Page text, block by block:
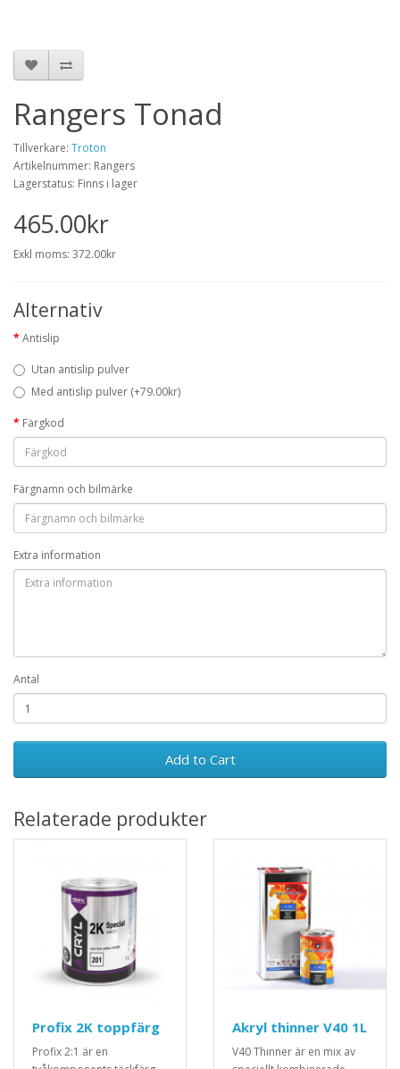
Rangers Tonad
Tillverkare: Troton
Artikelnummer: Rangers
Lagerstatus: Finns i lager
465.00kr
Exkl moms: 372.00kr
Alternativ
Antislip
Utan antislip pulver
Med antislip pulver (+79.00kr)
Färgkod
Färgnamn och bilmärke
Extra information
Antal
Add to Cart
Relaterade produkter
Profix 2K toppfärg
Profix 2:1 är en
Akryl thinner V40 1L
V40 Thinner är en mix av